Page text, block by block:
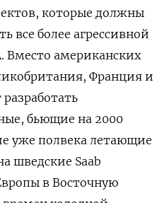
которые должны
все более агрессивной
американских
Франция и
бьющие на 2000
уже полвека летающие
шведские Saab
в Восточную